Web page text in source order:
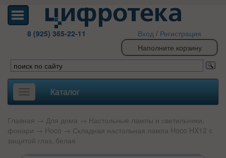
8 (925) 365-22-11 Вход / Регистрация
Наполните корзину
Toggle
navigation
Каталог
Главная → Для дома → Настольные лампы и светильники,
фонари → Hoco → Складная настольная лампа Hoco HX12 с
защитой глаз, белая